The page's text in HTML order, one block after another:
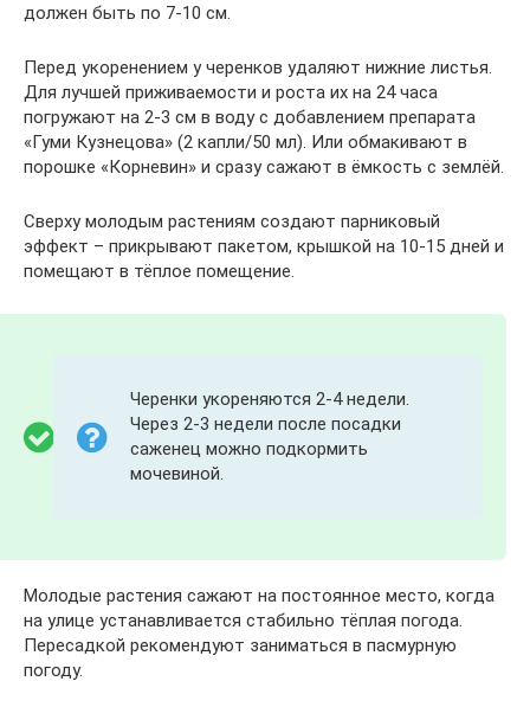
должен быть по 7-10 см.
Перед укоренением у черенков удаляют нижние листья.
Для лучшей приживаемости и роста их на 24 часа
погружают на 2-3 см в воду с добавлением препарата
«Гуми Кузнецова» (2 капли/50 мл). Или обмакивают в
порошке «Корневин» и сразу сажают в ёмкость с землёй.
Сверху молодым растениям создают парниковый
эффект – прикрывают пакетом, крышкой на 10-15 дней и
помещают в тёплое помещение.
Черенки укореняются 2-4 недели.
Через 2-3 недели после посадки
саженец можно подкормить
мочевиной.
Молодые растения сажают на постоянное место, когда
на улице устанавливается стабильно тёплая погода.
Пересадкой рекомендуют заниматься в пасмурную
погоду.